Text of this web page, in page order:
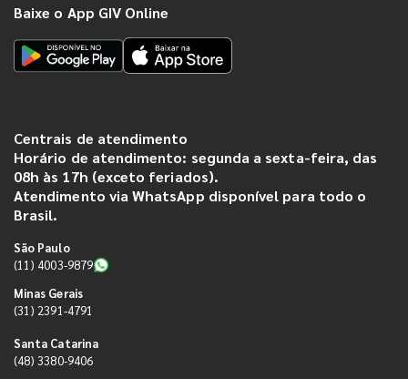
Baixe o App GIV Online
Centrais de atendimento
Horário de atendimento: segunda a sexta-feira, das
08h às 17h (exceto feriados).
Atendimento via WhatsApp disponível para todo o
Brasil.
São Paulo
(11) 4003-9879
Minas Gerais
(31) 2391-4791
Santa Catarina
(48) 3380-9406